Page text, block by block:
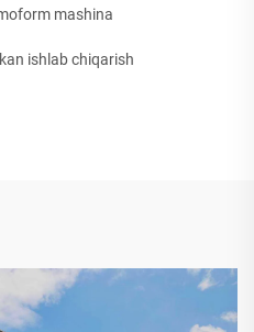
mashina
ishlab chiqarish